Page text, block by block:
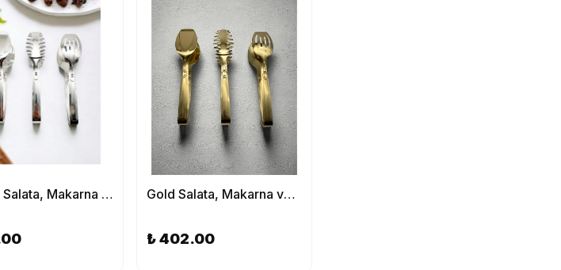
Gümüş Salata, Makarna ve Pasta Servis Sunum Maşası, Paslanmaz Çelik Yemek Maşa Seti Gold Salata, Makarna ve Pasta Servis Sunum Maşası, Paslanmaz Çelik Yemek Maşa Seti
₺ 402.00